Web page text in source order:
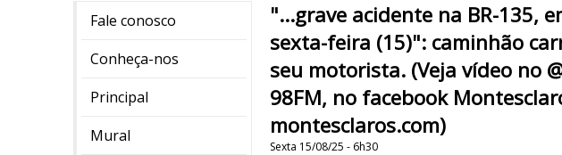
Fale conosco
Conheça-nos
Principal
Mural
"...grave acidente na BR-135,
sexta-feira (15)": caminhão
seu motorista. (Veja vídeo no
98FM, no facebook
montesclaros.com)
Sexta 15/08/25 - 6h30